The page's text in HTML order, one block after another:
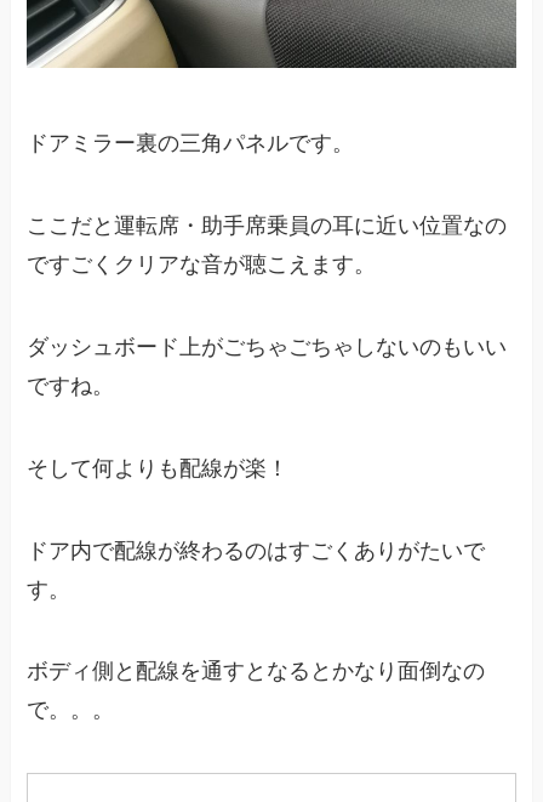
ドアミラー裏の三角パネルです。
ここだと運転席・助手席乗員の耳に近い位置なの
ですごくクリアな音が聴こえます。
ダッシュボード上がごちゃごちゃしないのもいい
ですね。
そして何よりも配線が楽！
ドア内で配線が終わるのはすごくありがたいで
す。
ボディ側と配線を通すとなるとかなり面倒なの
で。。。